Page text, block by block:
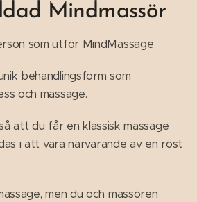
Mindmassör
som utför MindMassage
behandlingsform som
och massage.
att du får en klassisk massage
i att vara närvarande av en röst
men du och massören